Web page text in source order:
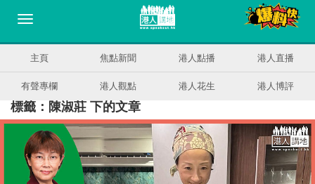
主頁 焦點新聞 港人點播 港人直播
有聲專欄 港人觀點 港人花生 港人博評
標籤：陳淑莊 下的文章